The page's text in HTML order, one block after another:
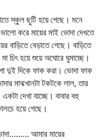
স্কুল ছুটি হয়ে গেছে। মনে
করে মায়ের মাই ভোদা দেখতে
বাড়িতে বেড়াতে গেছে। বাড়িতে
চিৎ হয়ে শুয়ে অঘোরে ঘুমাচ্ছে।
দুই দিকে ফাক করা। ভোদা ফাক
মাঝখানটা টকটকে লাল, তার
দেখা যাচ্ছে। বাবার বহু
হয়ে গেছে।
আমার মায়ের